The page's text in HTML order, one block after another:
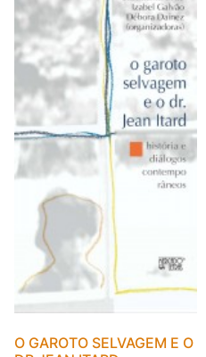
O GAROTO SELVAGEM E O